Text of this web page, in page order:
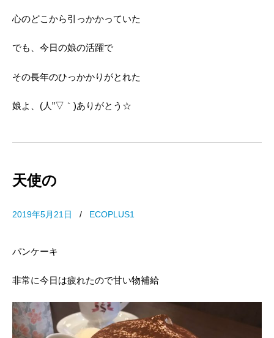
心のどこから引っかかっていた
でも、今日の娘の活躍で
その長年のひっかかりがとれた
娘よ、(人”▽｀)ありがとう☆
天使の
2019年5月21日 / ECOPLUS1
パンケーキ
非常に今日は疲れたので甘い物補給